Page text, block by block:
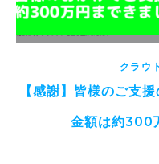
クラウ
【感謝】皆様のご支
金額は約300